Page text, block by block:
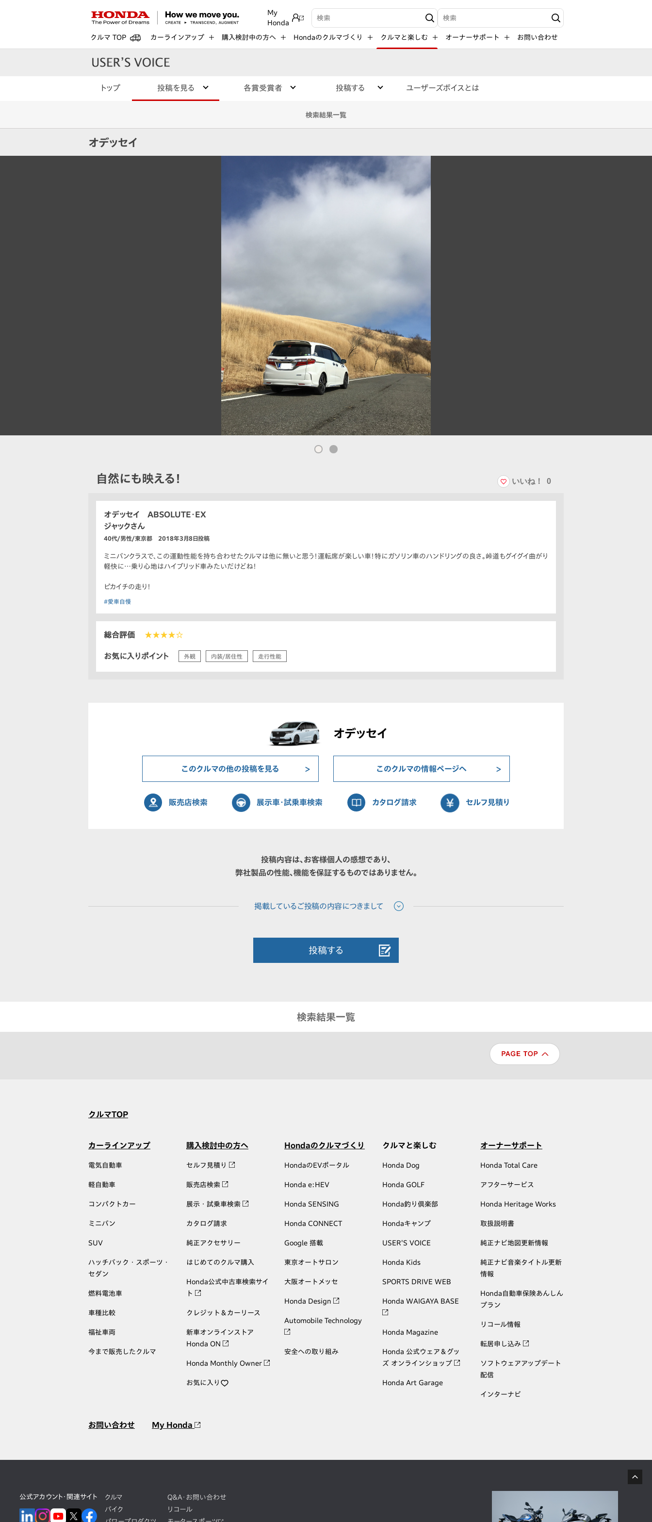
My
Honda
検索キーワード入力 検索キーワード入力
クルマ TOP カーラインアップ 購入検討中の方へ Hondaのクルマづくり クルマと楽しむ オーナーサポート お問い合わせ
トップ 投稿を見る 各賞受賞者 投稿する ユーザーズボイスとは
検索結果一覧
オデッセイ
自然にも映える！ いいね！ 0
オデッセイ ABSOLUTE・EX
ジャックさん
40代/男性/東京都 2018年3月8日投稿
ミニバンクラスで、この運動性能を持ち合わせたクルマは他に無いと思う！運転席が楽しい車！特にガソリン車のハンドリングの良さ。峠道もグイグイ曲がり
軽快に…乗り心地はハイブリッド車みたいだけどね！
ピカイチの走り！
#愛車自慢
総合評価 ★★★★☆
お気に入りポイント 外観 内装/居住性 走行性能
オデッセイ
このクルマの他の投稿を見る このクルマの情報ページへ
販売店検索 展示車・試乗車検索 カタログ請求 セルフ見積り
投稿内容は、お客様個人の感想であり、
弊社製品の性能、機能を保証するものではありません。
投稿する
検索結果一覧
クルマTOP
カーラインアップ
電気自動車
軽自動車
コンパクトカー
ミニバン
SUV
ハッチバック・スポーツ・
セダン
燃料電池車
車種比較
福祉車両
今まで販売したクルマ
購入検討中の方へ
セルフ見積り
販売店検索
展示・試乗車検索
カタログ請求
純正アクセサリー
はじめてのクルマ購入
Honda公式中古車検索サイ
ト
クレジット＆カーリース
新車オンラインストア
Honda ON
Honda Monthly Owner
お気に入り
Hondaのクルマづくり
HondaのEVポータル
Honda e:HEV
Honda SENSING
Honda CONNECT
Google 搭載
東京オートサロン
大阪オートメッセ
Honda Design
Automobile Technology
安全への取り組み
クルマと楽しむ
Honda Dog
Honda GOLF
Honda釣り倶楽部
Hondaキャンプ
USER'S VOICE
Honda Kids
SPORTS DRIVE WEB
Honda WAIGAYA BASE
Honda Magazine
Honda 公式ウェア＆グッ
ズ オンラインショップ
Honda Art Garage
オーナーサポート
Honda Total Care
アフターサービス
Honda Heritage Works
取扱説明書
純正ナビ地図更新情報
純正ナビ音楽タイトル更新
情報
Honda自動車保険あんしん
プラン
リコール情報
転居申し込み
ソフトウェアアップデート
配信
インターナビ
お問い合わせ My Honda
公式アカウント・関連サイト
クルマ
バイク
Q&A・お問い合わせ
リコール